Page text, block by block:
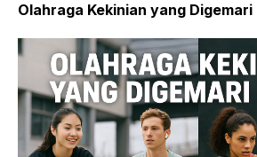
Olahraga Kekinian yang Digemari